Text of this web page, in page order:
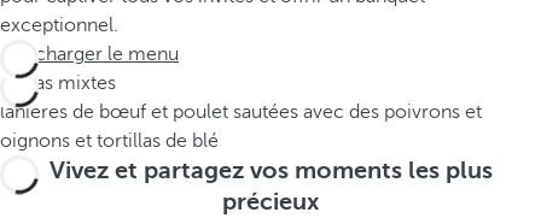
exceptionnel.
Télécharger le menu
Fajitas mixtes
lanières de bœuf et poulet sautées avec des poivrons et
oignons et tortillas de blé
Vivez et partagez vos moments les plus
précieux